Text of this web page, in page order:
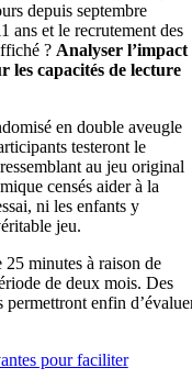
depuis septembre
ans et le recrutement des
? Analyser l’impact
les capacités de lecture
en double aveugle
testeront le
au jeu original
censés aider à la
ni les enfants y
jeu.
25 minutes à raison de
de deux mois. Des
permettront enfin
pour faciliter